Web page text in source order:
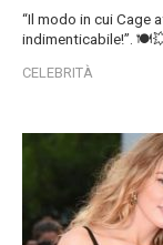
“Il modo in cui Cage
indimenticabile!”.
CELEBRITÀ